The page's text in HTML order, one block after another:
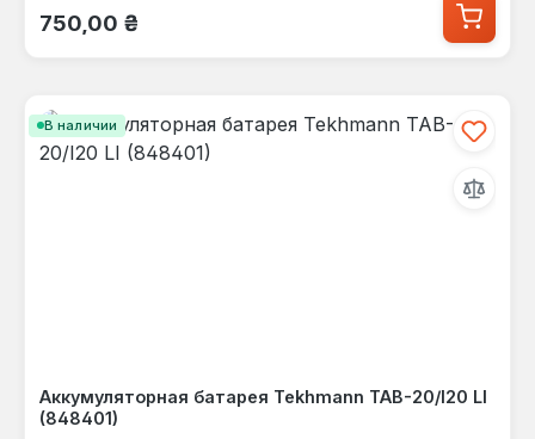
Обычная цена:
750,00 ₴
В наличии
Аккумуляторная батарея Tekhmann TAB-20/I20 LI
(848401)